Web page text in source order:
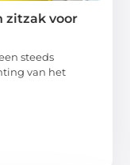
zitzak voor
steeds
van het